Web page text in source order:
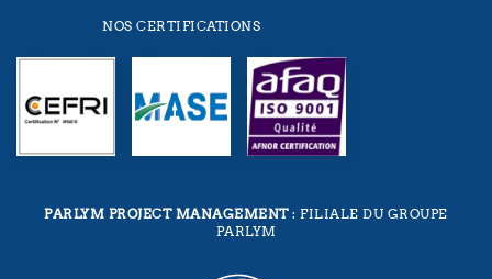
NOS CERTIFICATIONS
PARLYM PROJECT MANAGEMENT: FILIALE DU GROUPE
PARLYM